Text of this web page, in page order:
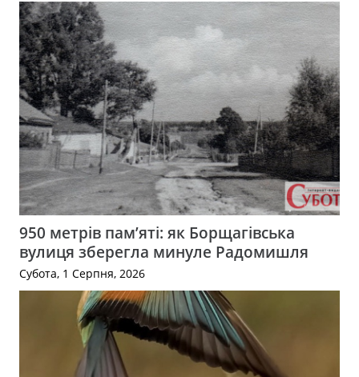
950 метрів пам’яті: як Борщагівська
вулиця зберегла минуле Радомишля
Субота, 1 Серпня, 2026